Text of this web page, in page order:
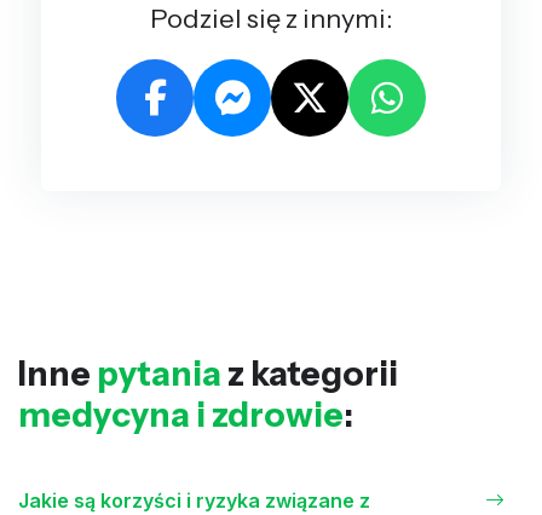
Podziel się z innymi:
Inne pytania z kategorii
medycyna i zdrowie:
Jakie są korzyści i ryzyka związane z